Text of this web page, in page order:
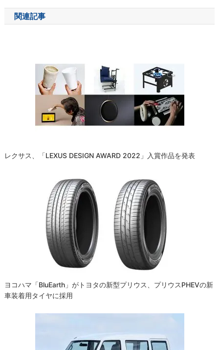
ナ
ビ
関連記事
レクサス、「LEXUS DESIGN AWARD 2022」入賞作品を発表
ヨコハマ「BluEarth」がトヨタの新型プリウス、プリウスPHEVの新
車装着用タイヤに採用